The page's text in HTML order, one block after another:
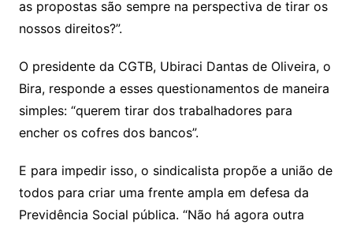
as propostas são sempre na perspectiva de tirar os
nossos direitos?”.
O presidente da CGTB, Ubiraci Dantas de Oliveira, o
Bira, responde a esses questionamentos de maneira
simples: “querem tirar dos trabalhadores para
encher os cofres dos bancos”.
E para impedir isso, o sindicalista propõe a união de
todos para criar uma frente ampla em defesa da
Previdência Social pública. “Não há agora outra